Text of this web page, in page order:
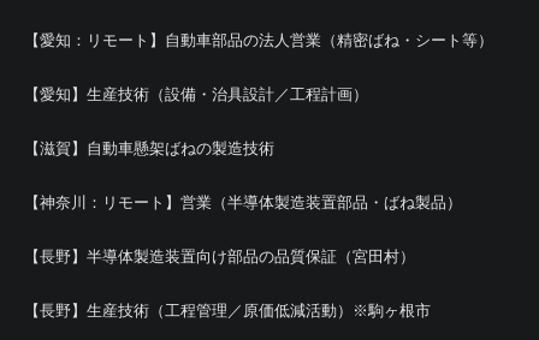
【愛知：リモート】自動車部品の法人営業（精密ばね・シート等）
【愛知】生産技術（設備・治具設計／工程計画）
【滋賀】自動車懸架ばねの製造技術
【神奈川：リモート】営業（半導体製造装置部品・ばね製品）
【長野】半導体製造装置向け部品の品質保証（宮田村）
【長野】生産技術（工程管理／原価低減活動）※駒ヶ根市